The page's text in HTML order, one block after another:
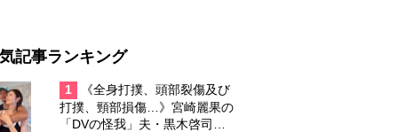
記事ランキング
1
《全身打撲、頭部裂傷及び
打撲、頸部損傷…》宮崎麗果の
「DVの怪我」夫・黒木啓司の